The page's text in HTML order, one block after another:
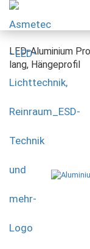
LED-Aluminium
lang, Hängeprofil